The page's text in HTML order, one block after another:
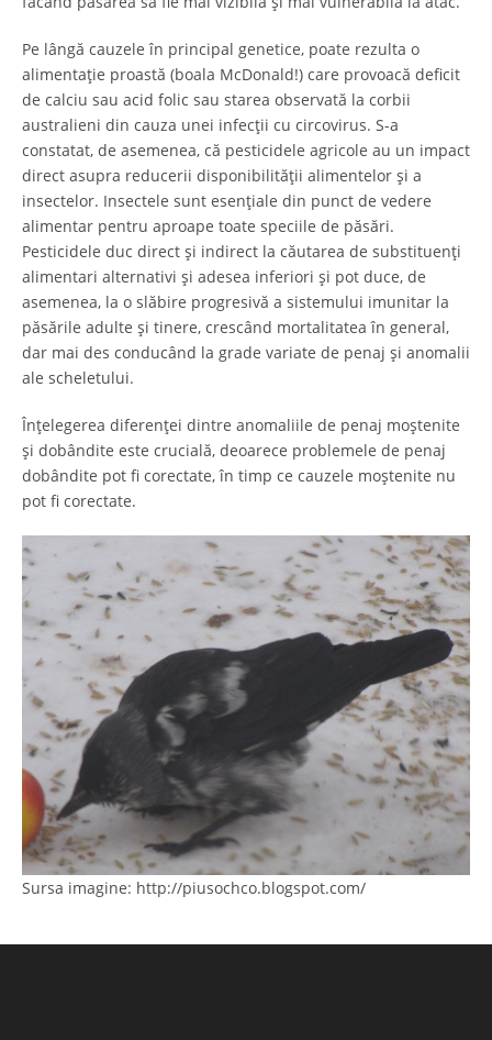
Pe lângă cauzele în principal genetice, poate rezulta o
alimentație proastă (boala McDonald!) care provoacă deficit
de calciu sau acid folic sau starea observată la corbii
australieni din cauza unei infecții cu circovirus. S-a
constatat, de asemenea, că pesticidele agricole au un impact
direct asupra reducerii disponibilității alimentelor și a
insectelor. Insectele sunt esențiale din punct de vedere
alimentar pentru aproape toate speciile de păsări.
Pesticidele duc direct și indirect la căutarea de substituenți
alimentari alternativi și adesea inferiori și pot duce, de
asemenea, la o slăbire progresivă a sistemului imunitar la
păsările adulte și tinere, crescând mortalitatea în general,
dar mai des conducând la grade variate de penaj și anomalii
ale scheletului.
Înțelegerea diferenței dintre anomaliile de penaj moștenite
și dobândite este crucială, deoarece problemele de penaj
dobândite pot fi corectate, în timp ce cauzele moștenite nu
pot fi corectate.
Sursa imagine: http://piusochco.blogspot.com/